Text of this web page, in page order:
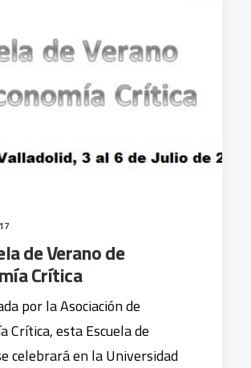
de Verano de
Crítica
por la Asociación de
Crítica, esta Escuela de
celebrará en la Universidad